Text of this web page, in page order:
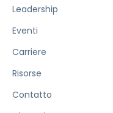
Leadership
Eventi
Carriere
Risorse
Contatto